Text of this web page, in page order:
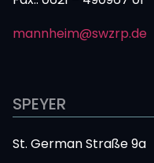
mannheim@swzrp.de
SPEYER
St. German Straße 9a